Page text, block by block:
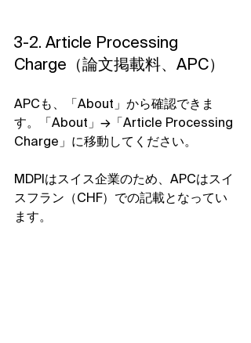
3-2. Article Processing
Charge（論文掲載料、APC）
APCも、「About」から確認できま
す。「About」→「Article Processing
Charge」に移動してください。
MDPIはスイス企業のため、APCはスイ
スフラン（CHF）での記載となってい
ます。